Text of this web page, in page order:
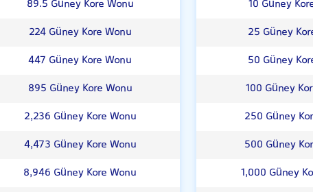
89.5 Güney Kore Wonu
224 Güney Kore Wonu
447 Güney Kore Wonu
895 Güney Kore Wonu
2,236 Güney Kore Wonu
4,473 Güney Kore Wonu
8,946 Güney Kore Wonu
10 Güney
25 Güney
50 Güney
100 Güney
250 Güney
500 Güney
1,000 Güney